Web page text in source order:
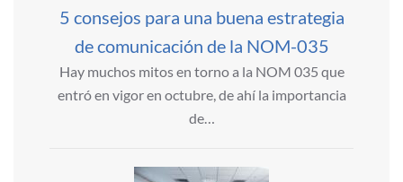
5 consejos para una buena estrategia
de comunicación de la NOM-035
Hay muchos mitos en torno a la NOM 035 que
entró en vigor en octubre, de ahí la importancia
de…